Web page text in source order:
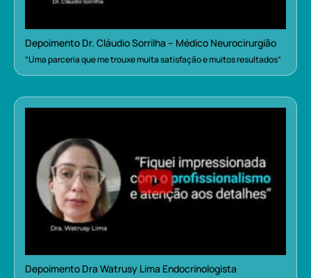
Depoimento Dr. Cláudio Sorrilha – Médico Neurocirurgião
“Uma parceria que me trouxe muita satisfação e muitos resultados”
Depoimento Dra Watrusy Lima Endocrinologista